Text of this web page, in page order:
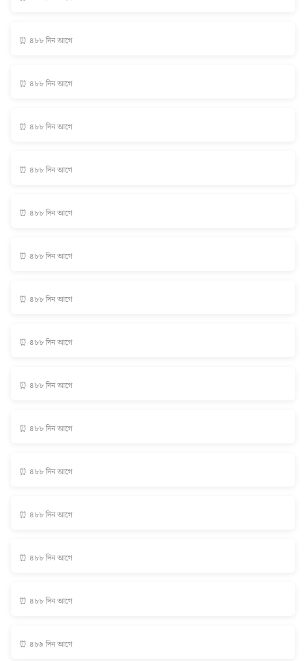
⏰ ৪৮৮ দিন আগে
⏰ ৪৮৮ দিন আগে
⏰ ৪৮৮ দিন আগে
⏰ ৪৮৮ দিন আগে
⏰ ৪৮৮ দিন আগে
⏰ ৪৮৮ দিন আগে
⏰ ৪৮৮ দিন আগে
⏰ ৪৮৮ দিন আগে
⏰ ৪৮৮ দিন আগে
⏰ ৪৮৮ দিন আগে
⏰ ৪৮৮ দিন আগে
⏰ ৪৮৮ দিন আগে
⏰ ৪৮৮ দিন আগে
⏰ ৪৮৮ দিন আগে
⏰ ৪৮৯ দিন আগে